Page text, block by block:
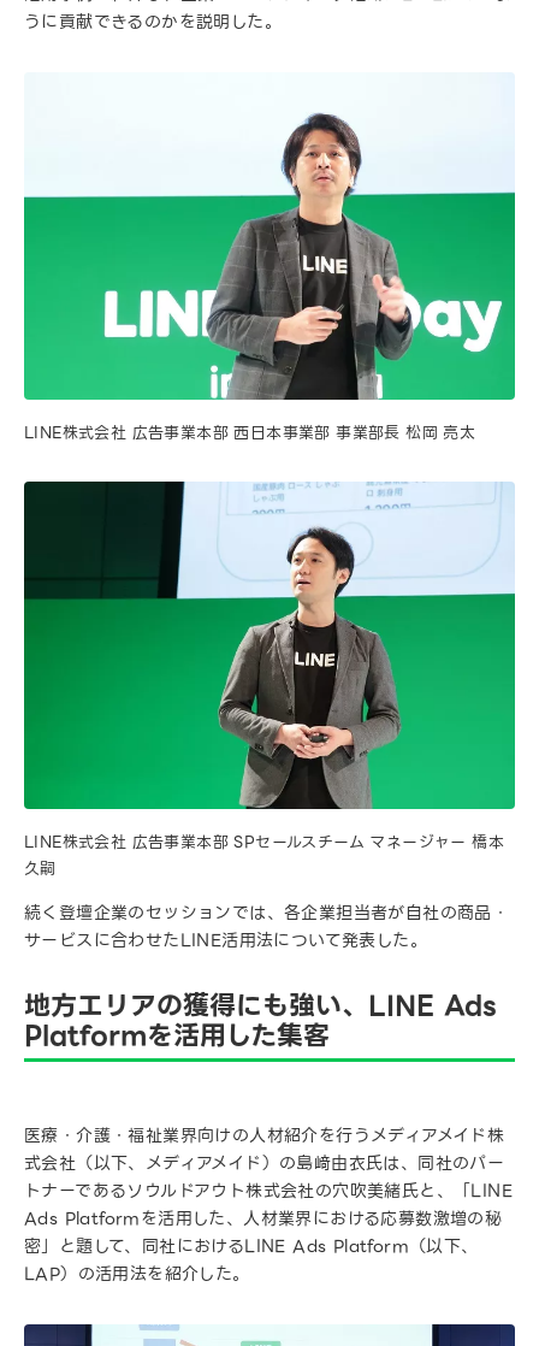
うに貢献できるのかを説明した。
LINE株式会社 広告事業本部 西日本事業部 事業部長 松岡 亮太
LINE株式会社 広告事業本部 SPセールスチーム マネージャー 橋本
久嗣
続く登壇企業のセッションでは、各企業担当者が自社の商品・
サービスに合わせたLINE活用法について発表した。
地方エリアの獲得にも強い、LINE Ads
Platformを活用した集客
医療・介護・福祉業界向けの人材紹介を行うメディアメイド株
式会社（以下、メディアメイド）の島﨑由衣氏は、同社のパー
トナーであるソウルドアウト株式会社の穴吹美緒氏と、「LINE
Ads Platformを活用した、人材業界における応募数激増の秘
密」と題して、同社におけるLINE Ads Platform（以下、
LAP）の活用法を紹介した。